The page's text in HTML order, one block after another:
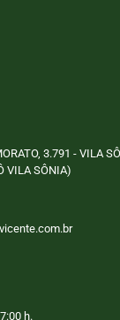
3.791 - VILA
VILA SÔNIA)
h.